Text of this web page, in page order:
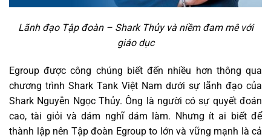
Lãnh đạo Tập đoàn – Shark Thủy và niềm đam mê với
giáo dục
Egroup được công chúng biết đến nhiều hơn thông qua
chương trình Shark Tank Việt Nam dưới sự lãnh đạo của
Shark Nguyễn Ngọc Thủy. Ông là người có sự quyết đoán
cao, tài giỏi và dám nghĩ dám làm. Nhưng ít ai biết để
thành lập nên Tập đoàn Egroup to lớn và vững mạnh là cả